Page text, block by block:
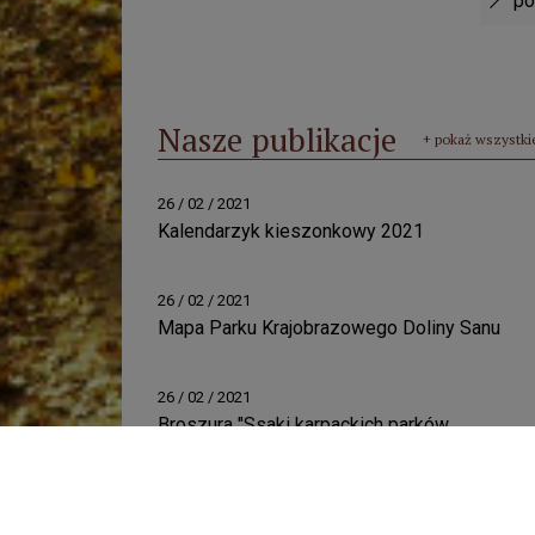
Nasze publikacje + pokaż
26 / 02 / 2021
Kalendarzyk kieszonkowy 2021
26 / 02 / 2021
Mapa Parku Krajobrazowego Doliny Sanu
26 / 02 / 2021
Broszura "Ssaki karpackich parków